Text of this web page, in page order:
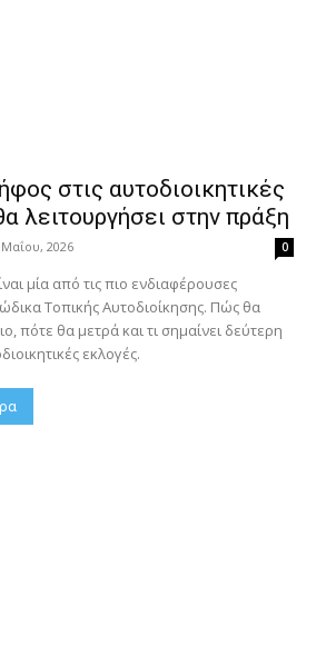
στις αυτοδιοικητικές
λειτουργήσει στην πράξη
2026 0
μία από τις πιο ενδιαφέρουσες
Τοπικής Αυτοδιοίκησης. Πώς θα
πότε θα μετρά και τι σημαίνει δεύτερη
εκλογές.